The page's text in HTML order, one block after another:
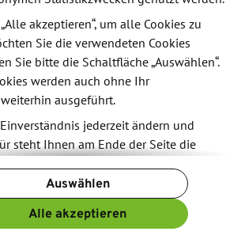
und finden auch am 07. und
2023 wieder ihren Platz auf der
Forum Zwickau startet traditionell
mit verschiedenen
wie
akzeptieren“, um alle Cookies zu
Sie die verwendeten Cookies
Sie bitte die Schaltfläche „Auswählen“.
werden auch ohne Ihr
ausgeführt.
jederzeit ändern und
steht Ihnen am Ende der Seite die
finden Sie in unseren
und ergänzend in unserem
Auswählen
Alle akzeptieren